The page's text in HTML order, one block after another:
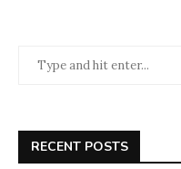
RECENT POSTS